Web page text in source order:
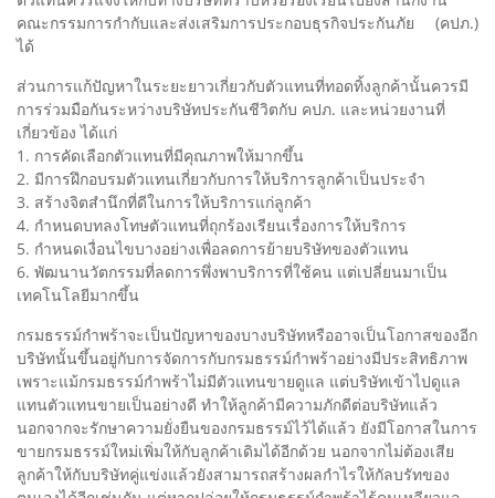
คณะกรรมการกํากับและส่งเสริมการประกอบธุรกิจประกันภัย (คปภ.)
ได้
ส่วนการแก้ปัญหาในระยะยาวเกี่ยวกับตัวแทนที่ทอดทิ้งลูกค้านั้นควรมี
การร่วมมือกันระหว่างบริษัทประกันชีวิตกับ คปภ. และหน่วยงานที่
เกี่ยวข้อง ได้แก่
1. การคัดเลือกตัวแทนที่มีคุณภาพให้มากขึ้น
2. มีการฝึกอบรมตัวแทนเกี่ยวกับการให้บริการลูกค้าเป็นประจำ
3. สร้างจิตสำนึกที่ดีในการให้บริการแก่ลูกค้า
4. กำหนดบทลงโทษตัวแทนที่ถุกร้องเรียนเรื่องการให้บริการ
5. กำหนดเงื่อนไขบางอย่างเพื่อลดการย้ายบริษัทของตัวแทน
6. พัฒนานวัตกรรมที่ลดการพึ่งพาบริการที่ใช้คน แต่เปลี่ยนมาเป็น
เทคโนโลยีมากขึ้น
กรมธรรม์กำพร้าจะเป็นปัญหาของบางบริษัทหรืออาจเป็นโอกาสของอีก
บริษัทนั้นขึ้นอยู่กับการจัดการกับกรมธรรม์กำพร้าอย่างมีประสิทธิภาพ
เพราะแม้กรมธรรม์กำพร้าไม่มีตัวแทนขายดูแล แต่บริษัทเข้าไปดูแล
แทนตัวแทนขายเป็นอย่างดี ทำให้ลูกค้ามีความภักดีต่อบริษัทแล้ว
นอกจากจะรักษาความยั่งยืนของกรมธรรม์ไว้ได้แล้ว ยังมีโอกาสในการ
ขายกรมธรรม์ใหม่เพิ่มให้กับลูกค้าเดิมได้อีกด้วย นอกจากไม่ต้องเสีย
ลูกค้าให้กับบริษัทคู่แข่งแล้วยังสามารถสร้างผลกำไรให้กัลบรัทของ